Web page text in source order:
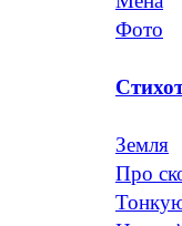
Фото
Земля
Про